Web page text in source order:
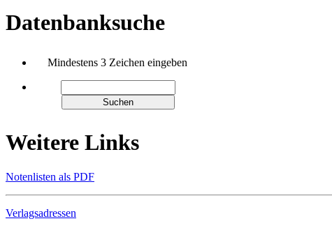
Datenbanksuche
Mindestens 3 Zeichen eingeben
Weitere Links
Notenlisten als PDF
Verlagsadressen